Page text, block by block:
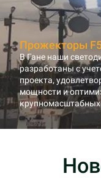
Прожекторы
В Гане наши
разработаны с
проекта,
мощности и
крупномасштабных